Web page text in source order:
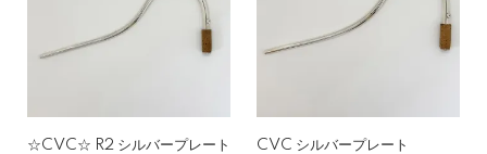
☆CVC☆ R2 シルバープレート
CVC シルバープレート